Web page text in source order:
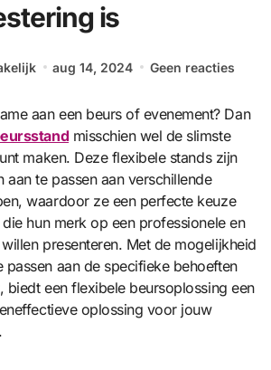
is
aug 14, 2024 Geen reacties
misschien wel de slimste
maken. Deze flexibele stands zijn
te passen aan verschillende
waardoor ze een perfecte keuze
hun merk op een professionele en
presenteren. Met de mogelijkheid
passen aan de specifieke behoeften
biedt een flexibele beursoplossing een
oplossing voor jouw